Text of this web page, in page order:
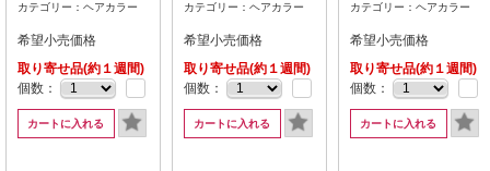
カテゴリー：ヘアカラー
希望小売価格
取り寄せ品(約１週間)
個数：
カートに入れる
カテゴリー：ヘアカラー
希望小売価格
取り寄せ品(約１週間)
個数：
カートに入れる
カテゴリー：ヘアカラー
希望小売価格
取り寄せ品(約１週間)
個数：
カートに入れる